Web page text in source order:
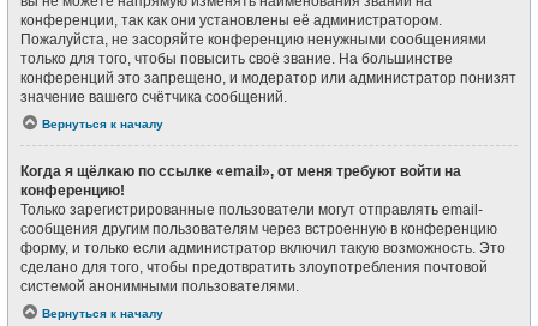
конференции, так как они установлены её администратором.
Пожалуйста, не засоряйте конференцию ненужными сообщениями
только для того, чтобы повысить своё звание. На большинстве
конференций это запрещено, и модератор или администратор понизят
значение вашего счётчика сообщений.
Вернуться к началу
Когда я щёлкаю по ссылке «email», от меня требуют войти на
конференцию!
Только зарегистрированные пользователи могут отправлять email-
сообщения другим пользователям через встроенную в конференцию
форму, и только если администратор включил такую возможность. Это
сделано для того, чтобы предотвратить злоупотребления почтовой
системой анонимными пользователями.
Вернуться к началу